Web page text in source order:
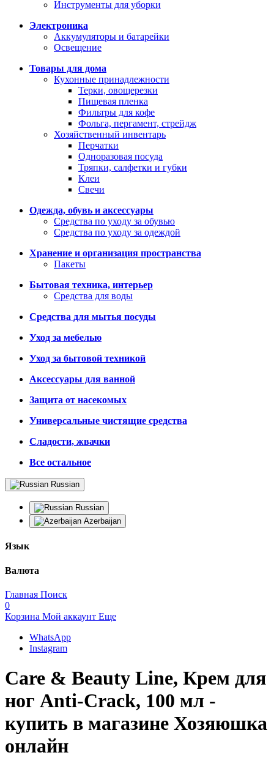
Инструменты для уборки
Электроника
Аккумуляторы и батарейки
Освещение
Товары для дома
Кухонные принадлежности
Терки, овощерезки
Пищевая пленка
Фильтры для кофе
Фольга, пергамент, стрейдж
Хозяйственный инвентарь
Перчатки
Одноразовая посуда
Тряпки, салфетки и губки
Клеи
Свечи
Одежда, обувь и аксессуары
Средства по уходу за обувью
Средства по уходу за одеждой
Хранение и организация пространства
Пакеты
Бытовая техника, интерьер
Средства для воды
Средства для мытья посуды
Уход за мебелью
Уход за бытовой техникой
Аксессуары для ванной
Защита от насекомых
Универсальные чистящие средства
Сладости, жвачки
Все остальное
Russian
Russian
Azerbaijan
Язык
Валюта
Главная Поиск
0
Корзина Мой аккаунт Еще
WhatsApp
Instagram
Care & Beauty Line, Крем для
ног Anti-Crack, 100 мл -
купить в магазине Хозяюшка
онлайн